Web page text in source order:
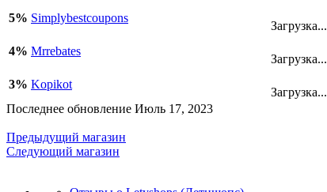
5% Simplybestcoupons
Загрузка...
4% Mrrebates
Загрузка...
3% Kopikot
Загрузка...
Последнее обновление Июль 17, 2023
Предыдущий магазин
Следующий магазин